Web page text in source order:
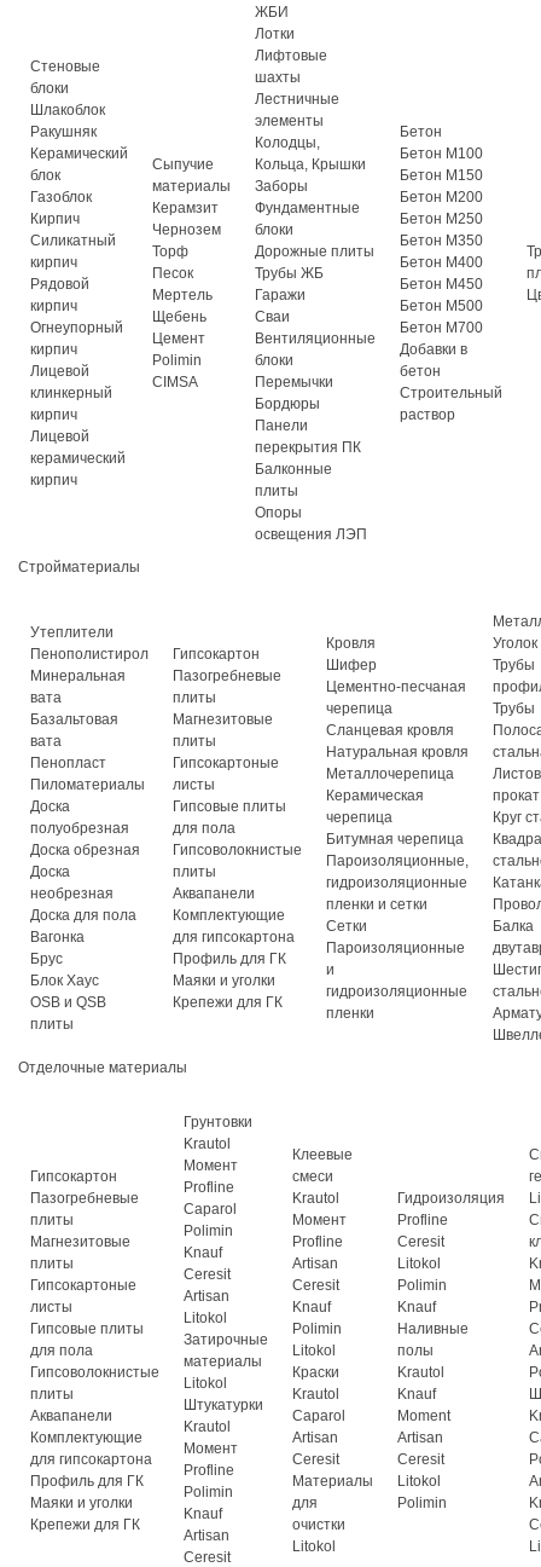
Стеновые
блоки
Шлакоблок
Ракушняк
Керамический
блок
Газоблок
Кирпич
Силикатный
кирпич
Рядовой
кирпич
Огнеупорный
кирпич
Лицевой
клинкерный
кирпич
Лицевой
керамический
кирпич
Сыпучие
материалы
Керамзит
Чернозем
Торф
Песок
Мертель
Щебень
Цемент
Polimin
CIMSA
ЖБИ
Лотки
Лифтовые
шахты
Лестничные
элементы
Колодцы,
Кольца, Крышки
Заборы
Фундаментные
блоки
Дорожные плиты
Трубы ЖБ
Гаражи
Сваи
Вентиляционные
блоки
Перемычки
Бордюры
Панели
перекрытия ПК
Балконные
плиты
Опоры
освещения ЛЭП
Бетон
Бетон М100
Бетон М150
Бетон М200
Бетон М250
Бетон М350
Бетон М400
Бетон М450
Бетон М500
Бетон М700
Добавки в
бетон
Строительный
раствор
Стройматериалы
Утеплители
Пенополистирол
Минеральная
вата
Базальтовая
вата
Пенопласт
Пиломатериалы
Доска
полуобрезная
Доска обрезная
Доска
необрезная
Доска для пола
Вагонка
Брус
Блок Хаус
OSB и QSB
плиты
Гипсокартон
Пазогребневые
плиты
Магнезитовые
плиты
Гипсокартоные
листы
Гипсовые плиты
для пола
Гипсоволокнистые
плиты
Аквапанели
Комплектующие
для гипсокартона
Профиль для ГК
Маяки и уголки
Крепежи для ГК
Кровля
Шифер
Цементно-песчаная
черепица
Сланцевая кровля
Натуральная кровля
Металлочерепица
Керамическая
черепица
Битумная черепица
Пароизоляционные,
гидроизоляционные
пленки и сетки
Сетки
Пароизоляционные
и
гидроизоляционные
пленки
Уголок
Трубы
Трубы
прокат
Круг
Балка
Отделочные материалы
Гипсокартон
Пазогребневые
плиты
Магнезитовые
плиты
Гипсокартоные
листы
Гипсовые плиты
для пола
Гипсоволокнистые
плиты
Аквапанели
Комплектующие
для гипсокартона
Профиль для ГК
Маяки и уголки
Крепежи для ГК
Грунтовки
Krautol
Момент
Profline
Caparol
Polimin
Knauf
Ceresit
Artisan
Litokol
Затирочные
материалы
Litokol
Штукатурки
Krautol
Момент
Profline
Polimin
Knauf
Artisan
Ceresit
Клеевые
смеси
Krautol
Момент
Profline
Artisan
Ceresit
Knauf
Polimin
Litokol
Краски
Krautol
Caparol
Artisan
Ceresit
Материалы
для
очистки
Litokol
Гидроизоляция
Profline
Ceresit
Litokol
Polimin
Knauf
Наливные
полы
Krautol
Knauf
Moment
Artisan
Ceresit
Litokol
Polimin